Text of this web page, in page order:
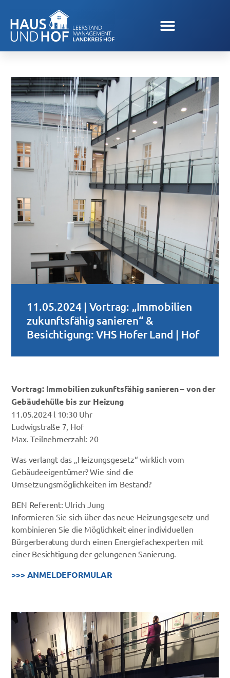
11.05.2024 | Vortrag: „Immobilien
zukunftsfähig sanieren“ &
Besichtigung: VHS Hofer Land | Hof
Vortrag: Immobilien zukunftsfähig sanieren – von der
Gebäudehülle bis zur Heizung
11.05.2024 l 10:30 Uhr
Ludwigstraße 7, Hof
Max. Teilnehmerzahl: 20
Was verlangt das „Heizungsgesetz“ wirklich vom
Gebäudeeigentümer? Wie sind die
Umsetzungsmöglichkeiten im Bestand?
BEN Referent: Ulrich Jung
Informieren Sie sich über das neue Heizungsgesetz und
kombinieren Sie die Möglichkeit einer individuellen
Bürgerberatung durch einen Energiefachexperten mit
einer Besichtigung der gelungenen Sanierung.
>>> ANMELDEFORMULAR